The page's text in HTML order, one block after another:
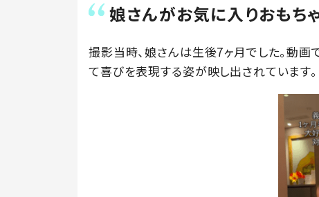
娘さんがお気に入りおもち
撮影当時、娘さんは生後7ヶ月でした。動
て喜びを表現する姿が映し出されています。